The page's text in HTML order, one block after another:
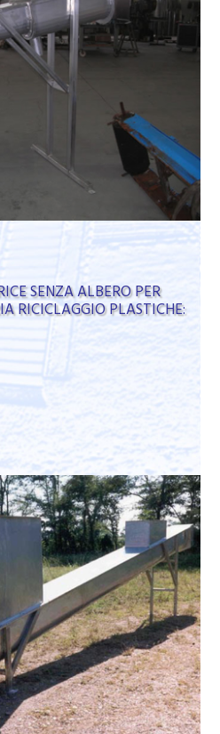
SENZA ALBERO PER
RICICLAGGIO PLASTICHE: